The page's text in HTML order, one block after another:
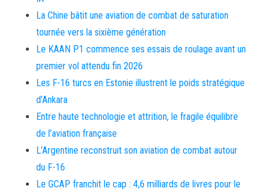
La Chine bâtit une aviation de combat de saturation
tournée vers la sixième génération
Le KAAN P1 commence ses essais de roulage avant un
premier vol attendu fin 2026
Les F-16 turcs en Estonie illustrent le poids stratégique
d’Ankara
Entre haute technologie et attrition, le fragile équilibre
de l’aviation française
L’Argentine reconstruit son aviation de combat autour
du F-16
Le GCAP franchit le cap : 4,6 milliards de livres pour le